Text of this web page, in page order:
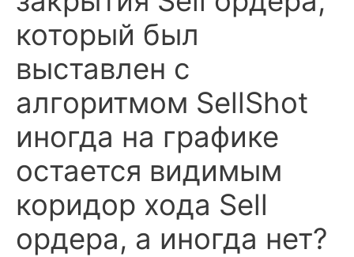
который был
выставлен с
алгоритмом SellShot
иногда на графике
остается видимым
коридор хода Sell
ордера, а иногда нет?